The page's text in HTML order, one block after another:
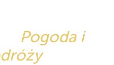
Pogoda i